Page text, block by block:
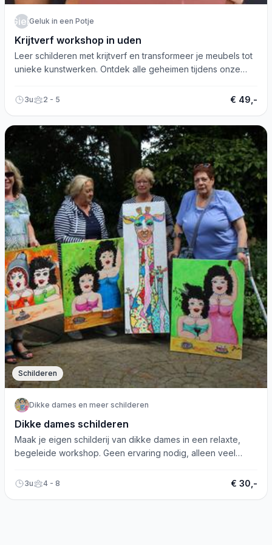
GiePGeluk in een Potje
Krijtverf workshop in uden
Leer schilderen met krijtverf en transformeer je meubels tot
unieke kunstwerken. Ontdek alle geheimen tijdens onze
3u 2 - 5 € 49,-
Schilderen
Dikke dames en meer schilderen
Dikke dames schilderen
Maak je eigen schilderij van dikke dames in een relaxte,
begeleide workshop. Geen ervaring nodig, alleen veel
3u 4 - 8 € 30,-